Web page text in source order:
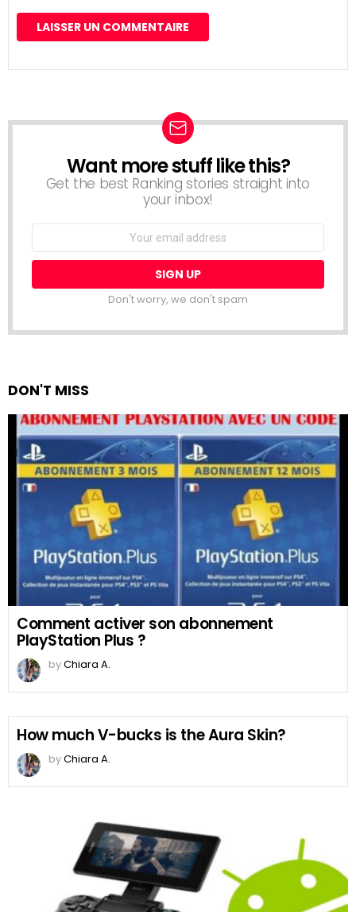
NEWSLETTER
Want more stuff like this?
Get the best Ranking stories straight into
your inbox!
Email
Don't worry, we don't spam
DON'T MISS
Comment activer son abonnement
PlayStation Plus ?
byChiara A.
How much V-bucks is the Aura Skin?
byChiara A.